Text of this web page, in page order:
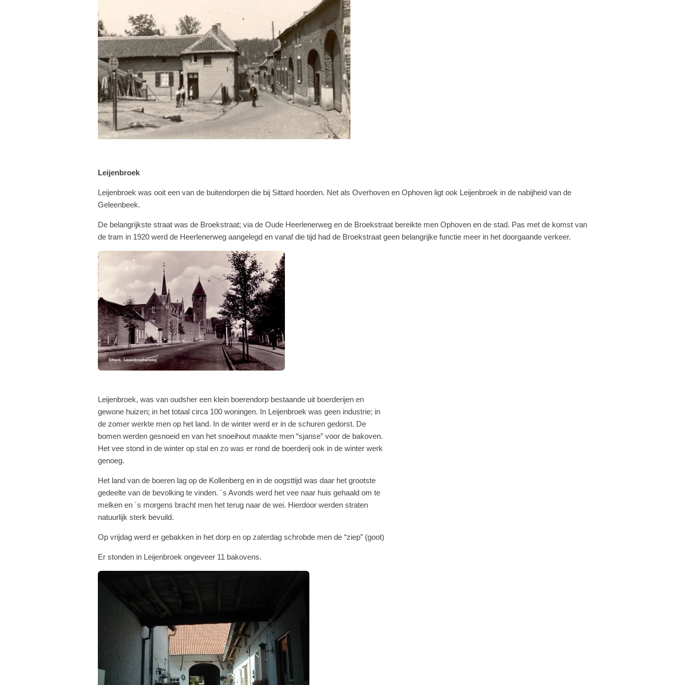
Leijenbroek
Leijenbroek was ooit een van de buitendorpen die bij Sittard hoorden. Net als Overhoven en Ophoven ligt ook Leijenbroek in de nabijheid van de
Geleenbeek.
De belangrijkste straat was de Broekstraat; via de Oude Heerlenerweg en de Broekstraat bereikte men Ophoven en de stad. Pas met de komst van
de tram in 1920 werd de Heerlenerweg aangelegd en vanaf die tijd had de Broekstraat geen belangrijke functie meer in het doorgaande verkeer.
Leijenbroek, was van oudsher een klein boerendorp bestaande uit boerderijen en
gewone huizen; in het totaal circa 100 woningen. In Leijenbroek was geen industrie; in
de zomer werkte men op het land. In de winter werd er in de schuren gedorst. De
bomen werden gesnoeid en van het snoeihout maakte men “sjanse” voor de bakoven.
Het vee stond in de winter op stal en zo was er rond de boerderij ook in de winter werk
genoeg.
Het land van de boeren lag op de Kollenberg en in de oogsttijd was daar het grootste
gedeelte van de bevolking te vinden. ´s Avonds werd het vee naar huis gehaald om te
melken en ´s morgens bracht men het terug naar de wei. Hierdoor werden straten
natuurlijk sterk bevuild.
Op vrijdag werd er gebakken in het dorp en op zaterdag schrobde men de “ziep” (goot)
Er stonden in Leijenbroek ongeveer 11 bakovens.